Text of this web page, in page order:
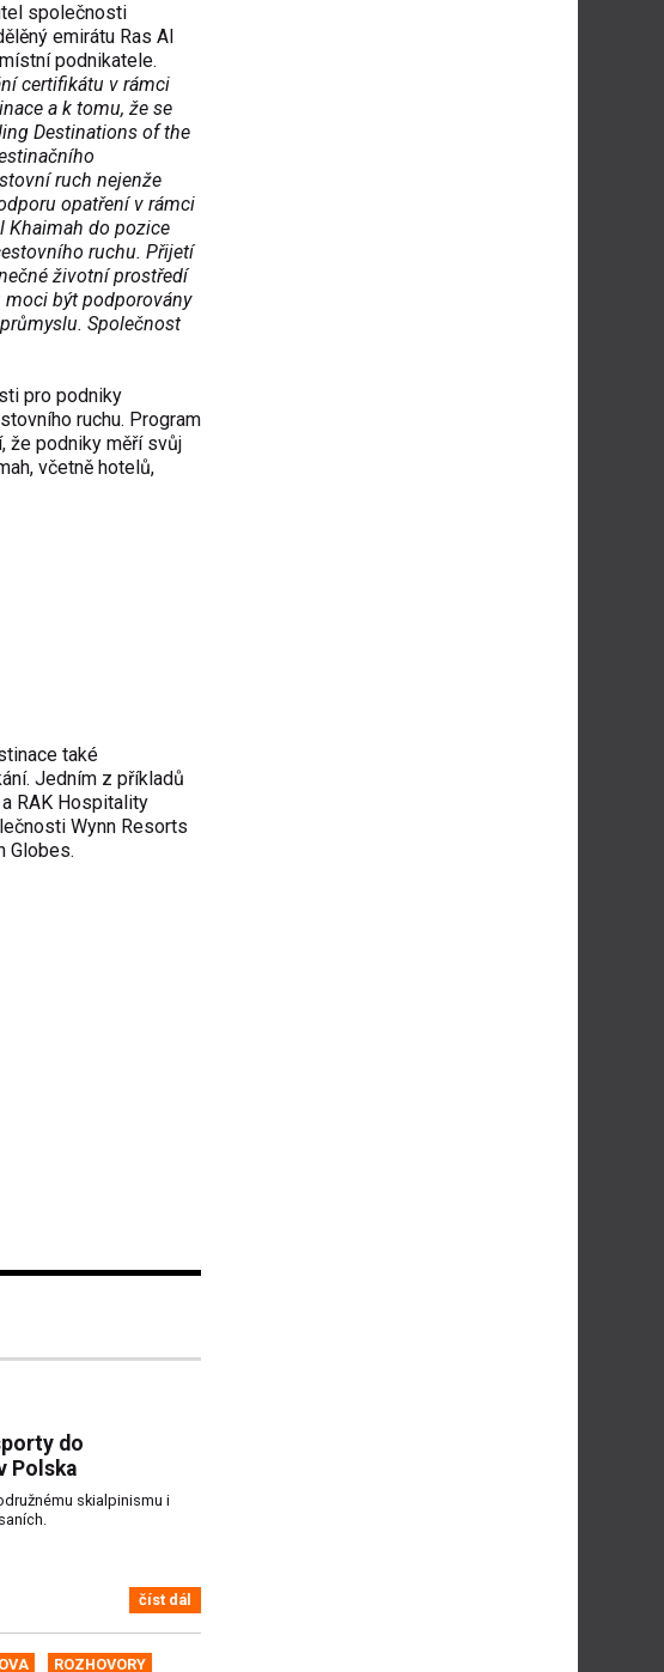
společnosti
emirátu Ras Al
podnikatele.
certifikátu v rámci
a k tomu, že se
Destinations of the
ruch nejenže
opatření v rámci
Khaimah do pozice
ruchu. Přijetí
životní prostředí
moci být podporovány
Společnost
pro podniky
ruchu. Program
že podniky měří svůj
včetně hotelů,
také
Jedním z příkladů
RAK Hospitality
Wynn Resorts
Globes.
do
Polska
skialpinismu i
číst dál
ROZHOVORY